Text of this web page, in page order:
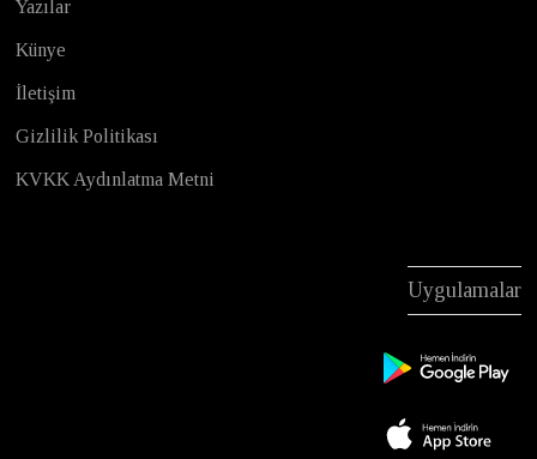
Yazılar
Künye
İletişim
Gizlilik Politikası
KVKK Aydınlatma Metni
Uygulamalar